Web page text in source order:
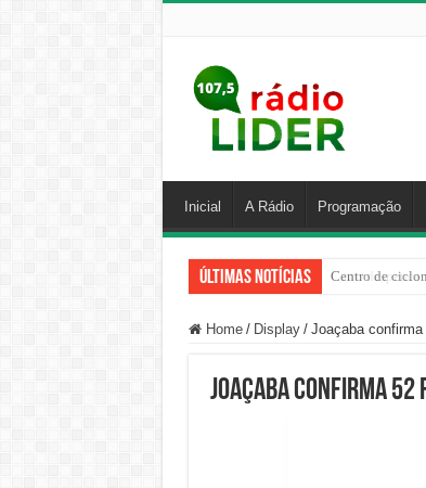
Inicial A Rádio Programação
Últimas Notícias Carro despenca
Home / Display / Joaçaba
Joaçaba confirma 52